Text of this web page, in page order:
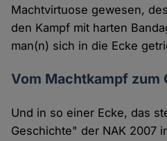
Machtvirtuose gewesen,
den Kampf mit harten
man(n) sich in die Ecke
Vom Machtkampf zum
Und in so einer Ecke, das
Geschichte" der NAK 2007